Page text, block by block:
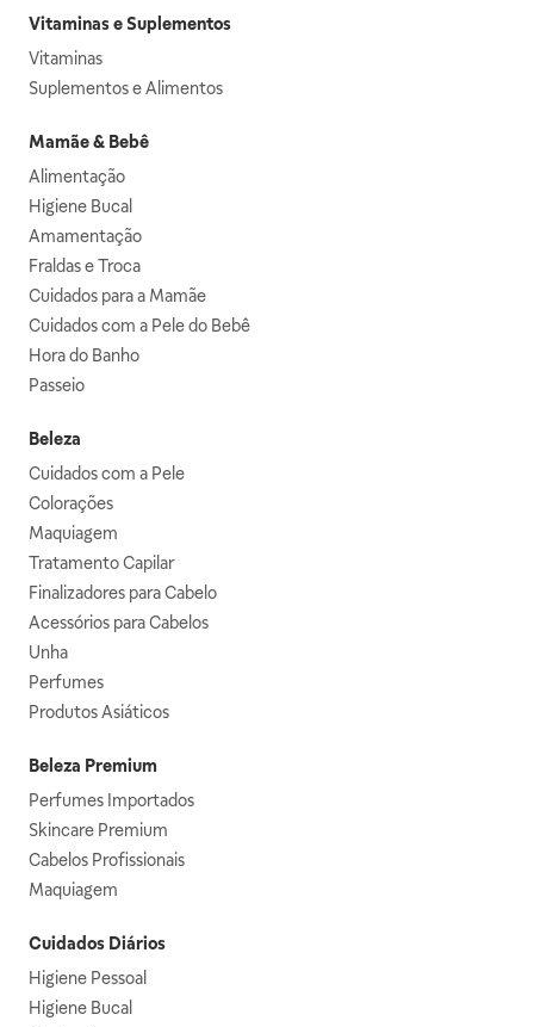
Vitaminas e Suplementos
Vitaminas
Suplementos e Alimentos
Mamãe & Bebê
Alimentação
Higiene Bucal
Amamentação
Fraldas e Troca
Cuidados para a Mamãe
Cuidados com a Pele do Bebê
Hora do Banho
Passeio
Beleza
Cuidados com a Pele
Colorações
Maquiagem
Tratamento Capilar
Finalizadores para Cabelo
Acessórios para Cabelos
Unha
Perfumes
Produtos Asiáticos
Beleza Premium
Perfumes Importados
Skincare Premium
Cabelos Profissionais
Maquiagem
Cuidados Diários
Higiene Pessoal
Higiene Bucal